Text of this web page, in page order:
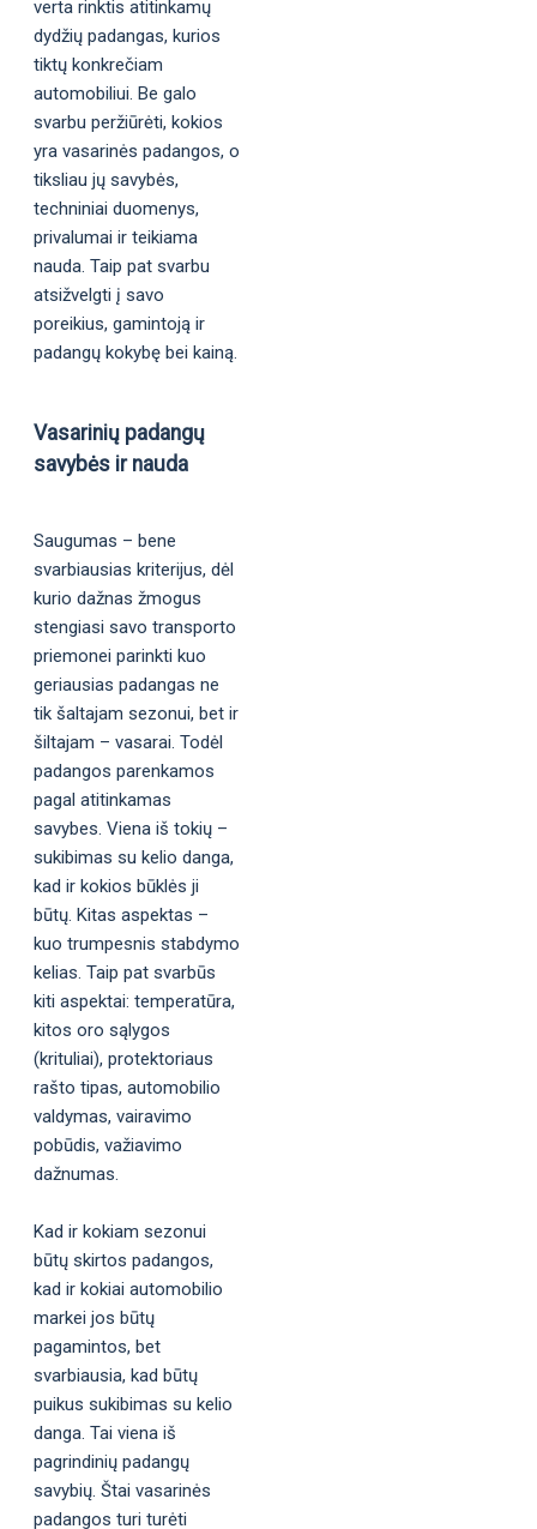
verta rinktis atitinkamų
dydžių padangas, kurios
tiktų konkrečiam
automobiliui. Be galo
svarbu peržiūrėti, kokios
yra vasarinės padangos, o
tiksliau jų savybės,
techniniai duomenys,
privalumai ir teikiama
nauda. Taip pat svarbu
atsižvelgti į savo
poreikius, gamintoją ir
padangų kokybę bei kainą.
Vasarinių padangų
savybės ir nauda
Saugumas – bene
svarbiausias kriterijus, dėl
kurio dažnas žmogus
stengiasi savo transporto
priemonei parinkti kuo
geriausias padangas ne
tik šaltajam sezonui, bet ir
šiltajam – vasarai. Todėl
padangos parenkamos
pagal atitinkamas
savybes. Viena iš tokių –
sukibimas su kelio danga,
kad ir kokios būklės ji
būtų. Kitas aspektas –
kuo trumpesnis stabdymo
kelias. Taip pat svarbūs
kiti aspektai: temperatūra,
kitos oro sąlygos
(krituliai), protektoriaus
rašto tipas, automobilio
valdymas, vairavimo
pobūdis, važiavimo
dažnumas.
Kad ir kokiam sezonui
būtų skirtos padangos,
kad ir kokiai automobilio
markei jos būtų
pagamintos, bet
svarbiausia, kad būtų
puikus sukibimas su kelio
danga. Tai viena iš
pagrindinių padangų
savybių. Štai vasarinės
padangos turi turėti